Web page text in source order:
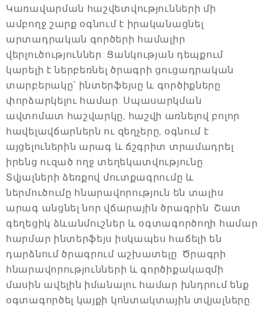
Կառավարման հաշվետվությունների մի
ամբողջ շարք օգնում է իրականացնել
արտադրական գործերի համալիր
վերլուծություններ: Ցանկության դեպքում
կարելի է ներբեռնել ծրագրի ցուցադրական
տարբերակը՝ ինտերֆեյսը և գործիքները
փորձարկելու համար: Սպասարկման
ավտոմատ հաշվարկը, հաշվի առնելով բոլոր
հավելավճարներն ու զեղչերը, օգնում է
այցելուներին արագ և ճշգրիտ տրամադրել
իրենց ուզած ողջ տեղեկատվությունը:
Տվյալների ձեռքով մուտքագրումը և
ներմուծումը հնարավորություն են տալիս
արագ անցնել նոր վճարային ծրագրին: Շատ
գեղեցիկ ձևանմուշներ և օգտագործողի համար
հարմար ինտերֆեյս իսկապես հաճելի են
դարձնում ծրագրում աշխատելը: Ծրագրի
հնարավորությունների և գործիքակազմի
մասին ավելին իմանալու համար խնդրում ենք
օգտագործել կայքի կոնտակտային տվյալները: